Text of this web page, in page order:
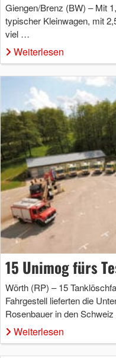
Giengen/Brenz (BW) – Mit
typischer Kleinwagen, mit
viel …
Weiterlesen
15 Unimog fürs
Wörth (RP) – 15
Fahrgestell lieferten die
Rosenbauer in den
Weiterlesen